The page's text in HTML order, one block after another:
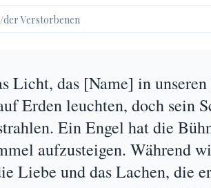
Licht, das [Name] in
Erden leuchten, doch sein
Ein Engel hat die
aufzusteigen. Während
Liebe und das Lachen, die